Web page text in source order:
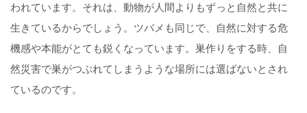
われています。それは、動物が人間よりもずっと自然と共に
生きているからでしょう。ツバメも同じで、自然に対する危
機感や本能がとても鋭くなっています。巣作りをする時、自
然災害で巣がつぶれてしまうような場所には選ばないとされ
ているのです。